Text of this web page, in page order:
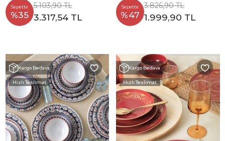
Sepette
%35
5.103,90 TL
3.317,54 TL
Sepette
%47
3.826,90 TL
1.999,90 TL
Kargo Bedava
Hızlı Teslimat
Kargo Bedava
Hızlı Teslimat